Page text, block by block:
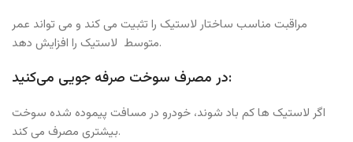
مراقبت مناسب ساختار لاستیک را تثبیت می کند و می تواند عمر
متوسط ​​ لاستیک را افزایش دهد.
در مصرف سوخت صرفه جویی می‌کنید:
اگر لاستیک ها کم باد شوند، خودرو در مسافت پیموده شده سوخت
بیشتری مصرف می کند.